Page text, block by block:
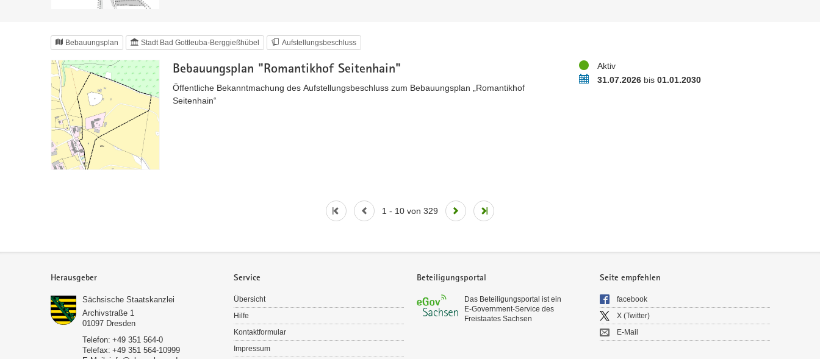
Bebauungsplan Stadt Bad Gottleuba-Berggießhübel Aufstellungsbeschluss
Bebauungsplan "Romantikhof Seitenhain"
Öffentliche Bekanntmachung des Aufstellungsbeschluss zum Bebauungsplan „Romantikhof
Seitenhain“
StatusAktiv
Zeitraum31.07.2026 bis01.01.2030
1 - 10 von 329
Herausgeber
Sächsische Staatskanzlei
Archivstraße 1
01097 Dresden
Telefon: +49 351 564-0
Telefax: +49 351 564-10999
Service
Übersicht
Hilfe
Kontaktformular
Impressum
Beteiligungsportal
Das Beteiligungsportal ist ein
E‑Government-Service des
Freistaates Sachsen
Seite empfehlen
facebook
X (Twitter)
E-Mail